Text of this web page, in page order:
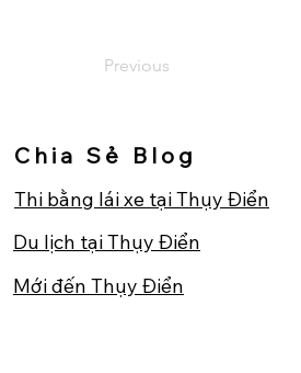
Previous
Chia Sẻ Blog
Thi bằng lái xe tại Thụy Điển
Du lịch tại Thụy Điển
​Mới đến Thụy Điển